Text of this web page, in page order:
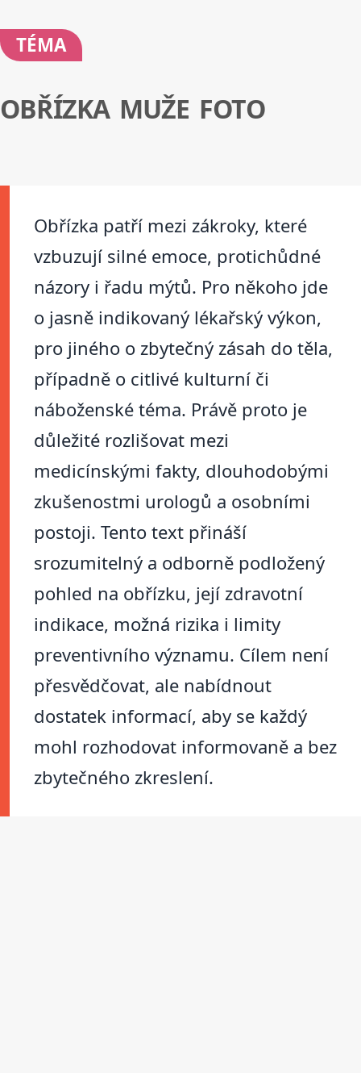
TÉMA
OBŘÍZKA MUŽE FOTO
Obřízka patří mezi zákroky, které
vzbuzují silné emoce, protichůdné
názory i řadu mýtů. Pro někoho jde
o jasně indikovaný lékařský výkon,
pro jiného o zbytečný zásah do těla,
případně o citlivé kulturní či
náboženské téma. Právě proto je
důležité rozlišovat mezi
medicínskými fakty, dlouhodobými
zkušenostmi urologů a osobními
postoji. Tento text přináší
srozumitelný a odborně podložený
pohled na obřízku, její zdravotní
indikace, možná rizika i limity
preventivního významu. Cílem není
přesvědčovat, ale nabídnout
dostatek informací, aby se každý
mohl rozhodovat informovaně a bez
zbytečného zkreslení.